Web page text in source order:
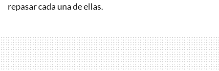
repasar cada una de ellas.